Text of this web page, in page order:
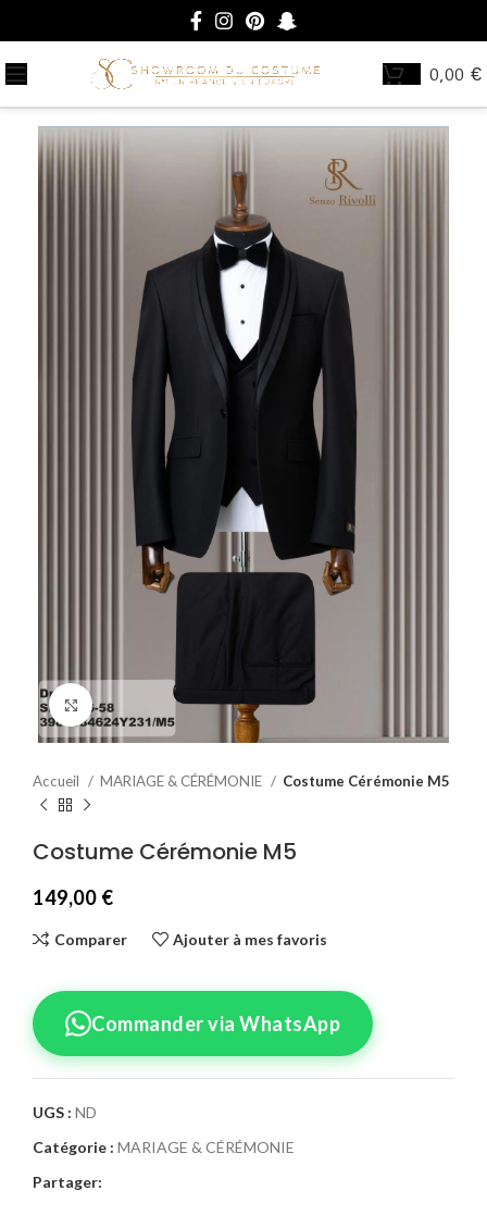
0,00 €
Agrandir
Accueil MARIAGE & CÉRÉMONIE Costume Cérémonie M5
Costume Cérémonie M5
149,00 €
Comparer Ajouter à mes favoris
Commander via WhatsApp
UGS : ND
Catégorie : MARIAGE & CÉRÉMONIE
Partager: